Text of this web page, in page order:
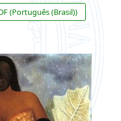
(Português (Brasil))